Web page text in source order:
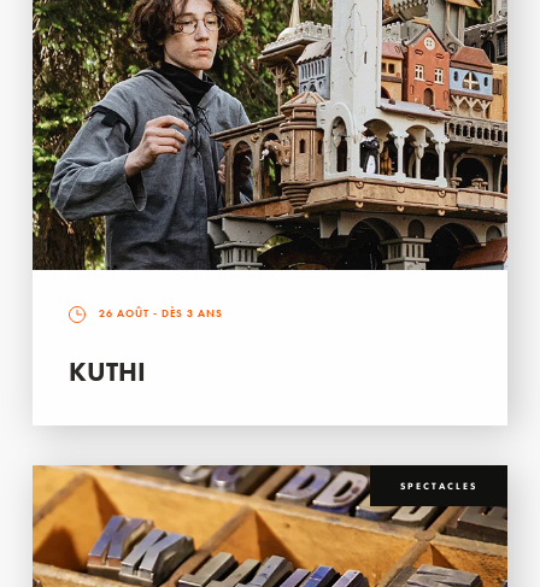
26 AOÛT - DÈS 3 ANS
KUTHI
SPECTACLES